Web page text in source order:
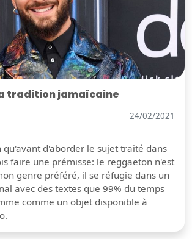
tradition jamaïcaine
24/02/2021
qu'avant d'aborder le sujet traité dans
faire une prémisse: le reggaeton n'est
genre préféré, il se réfugie dans un
avec des textes que 99% du temps
comme un objet disponible à